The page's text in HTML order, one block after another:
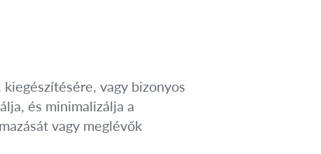
vagy bizonyos
és minimalizálja a
vagy meglévők